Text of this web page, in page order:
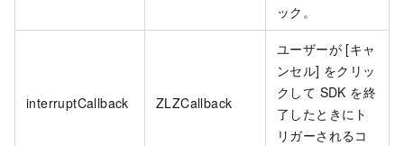
ック。
interruptCallback ZLZCallback
ユーザーが [キャ
ンセル] をクリッ
クして SDK を終
了したときにト
リガーされるコ